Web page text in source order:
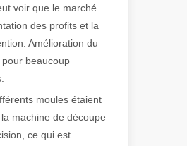
les machines de
voir que le marché
des profits et la
Amélioration du
beaucoup
moules étaient
machine de découpe
ce qui est